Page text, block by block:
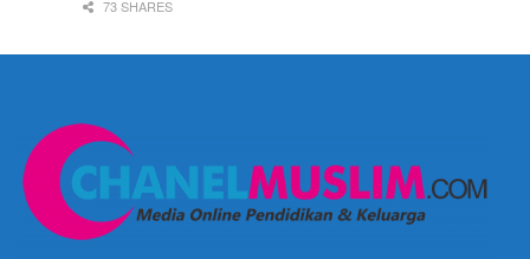
73 SHARES